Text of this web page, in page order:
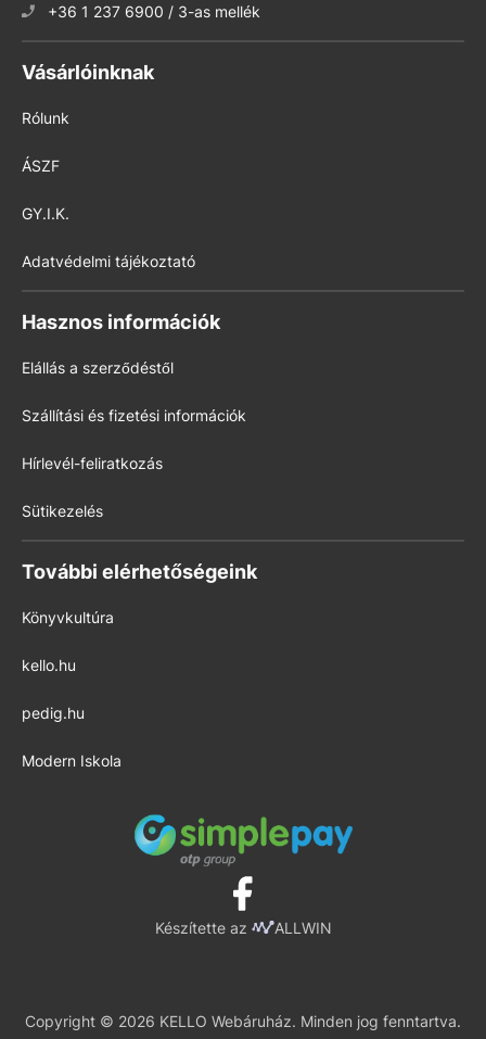
+36 1 237 6900 / 3-as mellék
Vásárlóinknak
Rólunk
ÁSZF
GY.I.K.
Adatvédelmi tájékoztató
Hasznos információk
Elállás a szerződéstől
Szállítási és fizetési információk
Hírlevél-feliratkozás
Sütikezelés
További elérhetőségeink
Könyvkultúra
kello.hu
pedig.hu
Modern Iskola
Készítette az ALLWIN
Copyright © 2026 KELLO Webáruház. Minden jog fenntartva.